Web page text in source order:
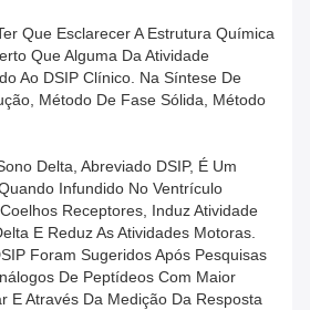
Que Esclarecer A Estrutura Química
Que Alguma Da Atividade
Ao DSIP Clínico. Na Síntese De
Método De Fase Sólida, Método
Delta, Abreviado DSIP, É Um
Infundido No Ventrículo
Receptores, Induz Atividade
E Reduz As Atividades Motoras.
Foram Sugeridos Após Pesquisas
De Peptídeos Com Maior
E Através Da Medição Da Resposta